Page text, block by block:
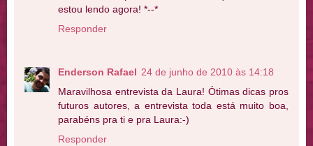
estou lendo agora! *--*
Responder
Enderson Rafael 24 de junho de 2010 às 14:18
Maravilhosa entrevista da Laura! Ótimas dicas pros
futuros autores, a entrevista toda está muito boa,
parabéns pra ti e pra Laura:-)
Responder